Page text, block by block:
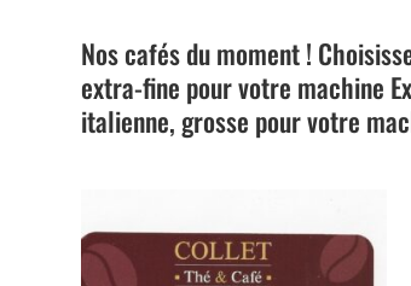
Nos cafés du moment !
extra-fine pour votre machine
italienne, grosse pour votre